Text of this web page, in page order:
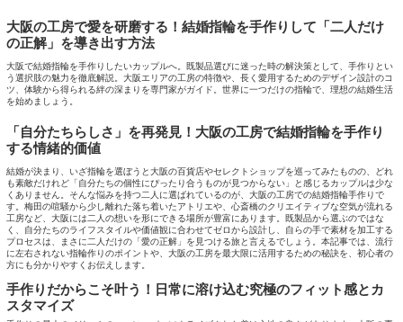
大阪の工房で愛を研磨する！結婚指輪を手作りして「二人だけ
の正解」を導き出す方法
大阪で結婚指輪を手作りしたいカップルへ。既製品選びに迷った時の解決策として、手作りとい
う選択肢の魅力を徹底解説。大阪エリアの工房の特徴や、長く愛用するためのデザイン設計のコ
ツ、体験から得られる絆の深まりを専門家がガイド。世界に一つだけの指輪で、理想の結婚生活
を始めましょう。
「自分たちらしさ」を再発見！大阪の工房で結婚指輪を手作り
する情緒的価値
結婚が決まり、いざ指輪を選ぼうと大阪の百貨店やセレクトショップを巡ってみたものの、どれ
も素敵だけれど「自分たちの個性にぴったり合うものが見つからない」と感じるカップルは少な
くありません。そんな悩みを持つ二人に選ばれているのが、大阪の工房での結婚指輪手作りで
す。梅田の喧騒から少し離れた落ち着いたアトリエや、心斎橋のクリエイティブな空気が流れる
工房など、大阪には二人の想いを形にできる場所が豊富にあります。既製品から選ぶのではな
く、自分たちのライフスタイルや価値観に合わせてゼロから設計し、自らの手で素材を加工する
プロセスは、まさに二人だけの「愛の正解」を見つける旅と言えるでしょう。本記事では、流行
に左右されない指輪作りのポイントや、大阪の工房を最大限に活用するための秘訣を、初心者の
方にも分かりやすくお伝えします。
手作りだからこそ叶う！日常に溶け込む究極のフィット感とカ
スタマイズ